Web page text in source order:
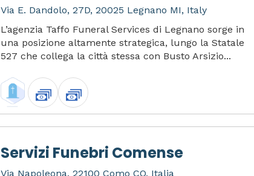
Via E. Dandolo, 27D, 20025 Legnano MI, Italy
L’agenzia Taffo Funeral Services di Legnano sorge in
una posizione altamente strategica, lungo la Statale
527 che collega la città stessa con Busto Arsizio...
Servizi Funebri Comense
Via Napoleona, 22100 Como CO, Italia